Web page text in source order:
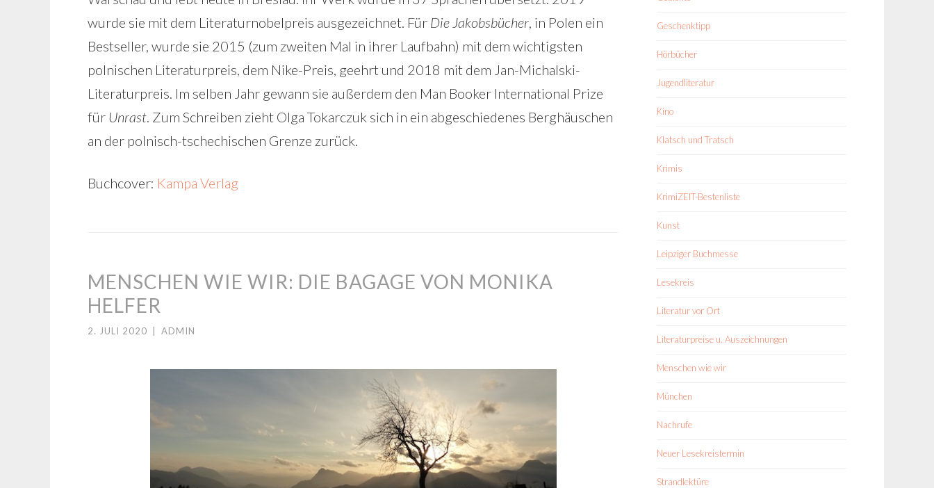
wurde sie mit dem Literaturnobelpreis ausgezeichnet. Für Die Jakobsbücher, in Polen ein
Bestseller, wurde sie 2015 (zum zweiten Mal in ihrer Laufbahn) mit dem wichtigsten
polnischen Literaturpreis, dem Nike-Preis, geehrt und 2018 mit dem Jan-Michalski-
Literaturpreis. Im selben Jahr gewann sie außerdem den Man Booker International Prize
für Unrast. Zum Schreiben zieht Olga Tokarczuk sich in ein abgeschiedenes Berghäuschen
an der polnisch-tschechischen Grenze zurück.
Buchcover: Kampa Verlag
MENSCHEN WIE WIR: DIE BAGAGE VON MONIKA
HELFER
2. JULI 2020 ADMIN
Geschenktipp
Hörbücher
Jugendliteratur
Kino
Klatsch und Tratsch
Krimis
KrimiZEIT-Bestenliste
Kunst
Leipziger Buchmesse
Lesekreis
Literatur vor Ort
Literaturpreise u. Auszeichnungen
Menschen wie wir
München
Nachrufe
Neuer Lesekreistermin
Strandlektüre